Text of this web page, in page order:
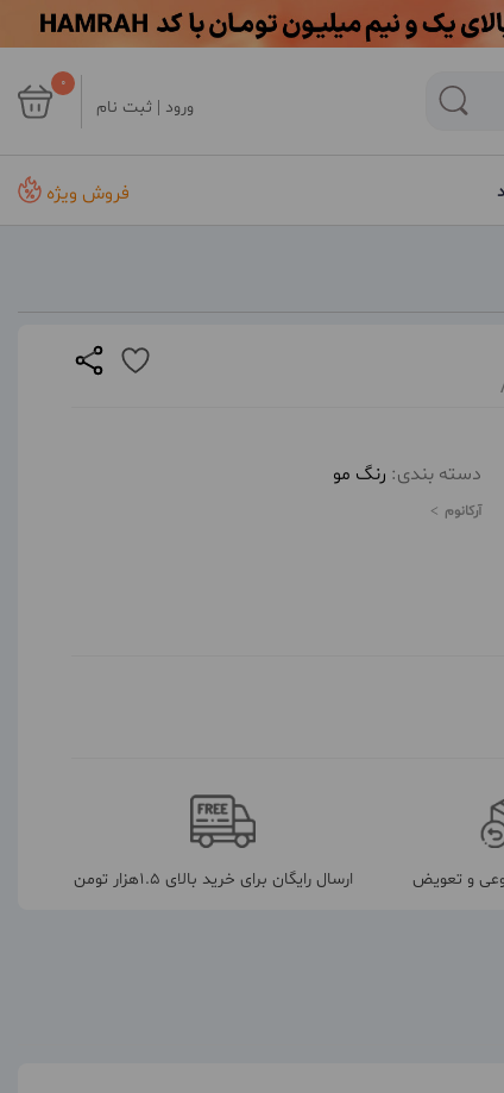
ورود | ثبت نام
0
فروش ویژه
دسته بندی: رنگ مو
آرکانوم
و تعویض ارسال رایگان برای خرید بالای 1.5هزار تومن